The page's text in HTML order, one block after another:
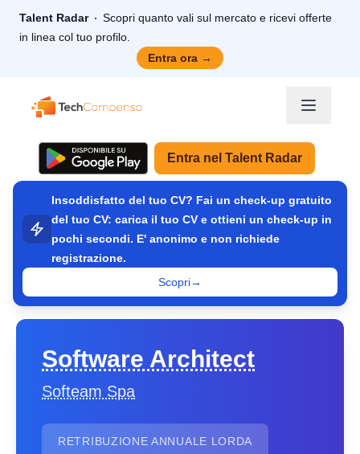
Talent Radar
Scopri quanto vali sul mercato e ricevi offerte
in linea col tuo profilo.
Entra ora →
TechCompenso
Entra nel Talent Radar
Insoddisfatto del tuo CV? Fai un check-up gratuito
del tuo CV: carica il tuo CV e ottieni un check-up in
pochi secondi. E' anonimo e non richiede
registrazione.
Scopri→
Software Architect
Softeam Spa
RETRIBUZIONE ANNUALE LORDA